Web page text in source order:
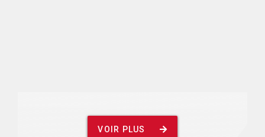
VOIR PLUS